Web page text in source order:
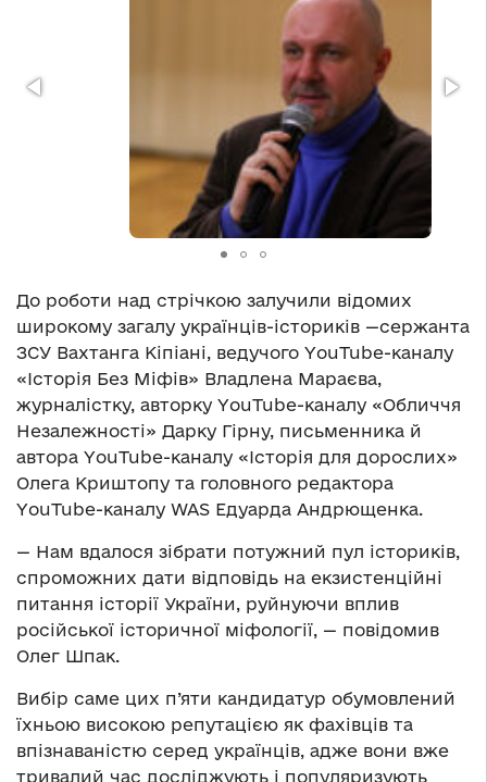
До роботи над стрічкою залучили відомих
широкому загалу українців-істориків —сержанта
ЗСУ Вахтанга Кіпіані, ведучого YouTube-каналу
«Історія Без Міфів» Владлена Мараєва,
журналістку, авторку YouTube-каналу «Обличчя
Незалежності» Дарку Гірну, письменника й
автора YouTube-каналу «Історія для дорослих»
Олега Криштопу та головного редактора
YouTube-каналу WAS Едуарда Андрющенка.
— Нам вдалося зібрати потужний пул істориків,
спроможних дати відповідь на екзистенційні
питання історії України, руйнуючи вплив
російської історичної міфології, — повідомив
Олег Шпак.
Вибір саме цих п’яти кандидатур обумовлений
їхньою високою репутацією як фахівців та
впізнаваністю серед українців, адже вони вже
тривалий час досліджують і популяризують